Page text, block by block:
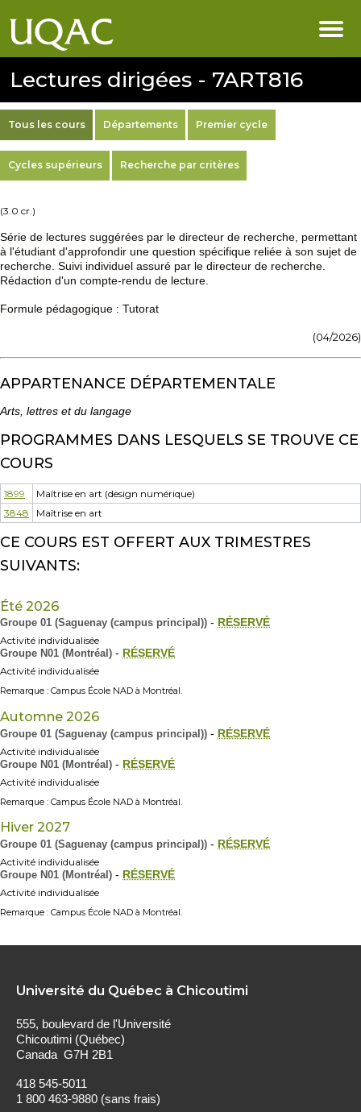
Lectures dirigées - 7ART816
Tous les cours Départements Premier cycle
Cycles supérieurs Recherche par critères
(3.0 cr.)
Série de lectures suggérées par le directeur de recherche, permettant
à l'étudiant d'approfondir une question spécifique reliée à son sujet de
recherche. Suivi individuel assuré par le directeur de recherche.
Rédaction d'un compte-rendu de lecture.
Formule pédagogique : Tutorat
(04/2026)
APPARTENANCE DÉPARTEMENTALE
Arts, lettres et du langage
PROGRAMMES DANS LESQUELS SE TROUVE CE
COURS
1899
Maîtrise en art (design numérique)
3848
Maîtrise en art
CE COURS EST OFFERT AUX TRIMESTRES
SUIVANTS:
Été 2026
Groupe 01 (Saguenay (campus principal)) - RÉSERVÉ
Activité individualisée
Groupe N01 (Montréal) - RÉSERVÉ
Activité individualisée
Remarque : Campus École NAD à Montréal.
Automne 2026
Groupe 01 (Saguenay (campus principal)) - RÉSERVÉ
Activité individualisée
Groupe N01 (Montréal) - RÉSERVÉ
Activité individualisée
Remarque : Campus École NAD à Montréal.
Hiver 2027
Groupe 01 (Saguenay (campus principal)) - RÉSERVÉ
Activité individualisée
Groupe N01 (Montréal) - RÉSERVÉ
Activité individualisée
Remarque : Campus École NAD à Montréal.
Université du Québec à Chicoutimi
555, boulevard de l'Université
Chicoutimi (Québec)
Canada G7H 2B1
418 545-5011
1 800 463-9880 (sans frais)